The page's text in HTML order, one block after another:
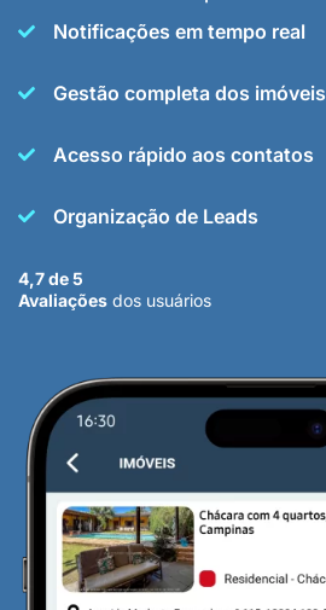
Notificações em tempo real
Gestão completa dos imóveis
Acesso rápido aos contatos
Organização de Leads
4,7 de 5
Avaliações dos usuários